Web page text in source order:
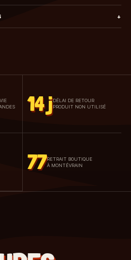
+
14 jDÉLAI DE RETOUR
PRODUIT NON UTILISÉ
77RETRAIT BOUTIQUE
À MONTÉVRAIN